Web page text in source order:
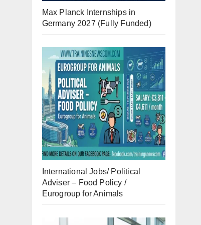
Max Planck Internships in
Germany 2027 (Fully Funded)
International Jobs/ Political
Adviser – Food Policy /
Eurogroup for Animals